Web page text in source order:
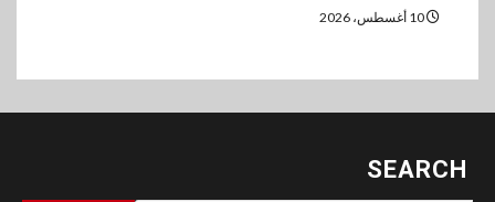
SEARCH